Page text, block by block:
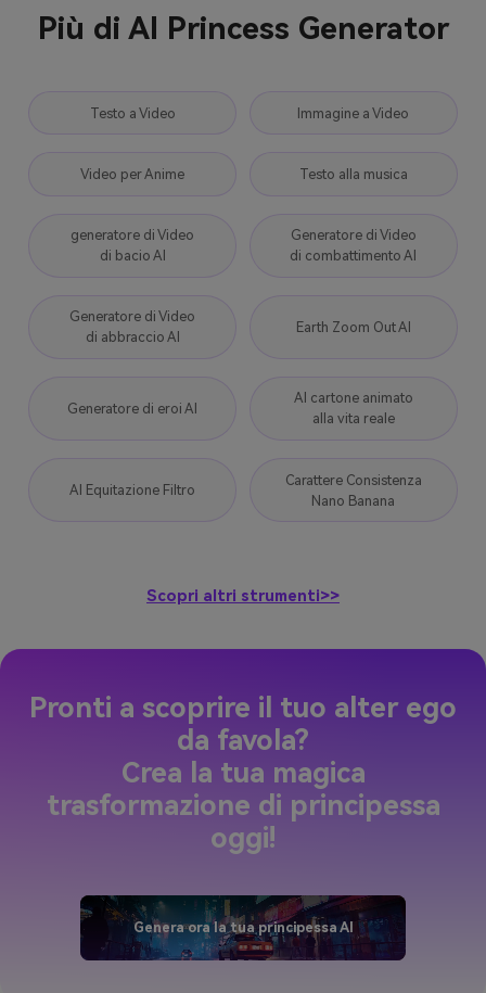
Più di AI Princess Generator
Testo a Video Immagine a Video
Video per Anime Testo alla musica
generatore di Video
di bacio AI
Generatore di Video
di combattimento AI
Generatore di Video
di abbraccio AI
Earth Zoom Out AI
Generatore di eroi AI
AI cartone animato
alla vita reale
AI Equitazione Filtro
Carattere Consistenza
Nano Banana
Scopri altri strumenti>>
Pronti a scoprire il tuo alter ego
da favola?
Crea la tua magica
trasformazione di principessa
oggi!
Genera ora la tua principessa AI